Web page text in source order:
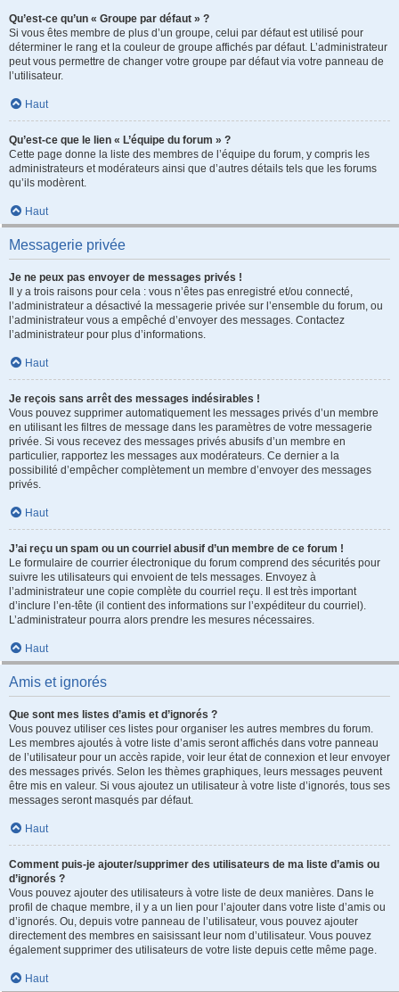
Qu’est-ce qu’un « Groupe par défaut » ?
Si vous êtes membre de plus d’un groupe, celui par défaut est utilisé pour
déterminer le rang et la couleur de groupe affichés par défaut. L’administrateur
peut vous permettre de changer votre groupe par défaut via votre panneau de
l’utilisateur.
Haut
Qu’est-ce que le lien « L’équipe du forum » ?
Cette page donne la liste des membres de l’équipe du forum, y compris les
administrateurs et modérateurs ainsi que d’autres détails tels que les forums
qu’ils modèrent.
Haut
Messagerie privée
Je ne peux pas envoyer de messages privés !
Il y a trois raisons pour cela : vous n’êtes pas enregistré et/ou connecté,
l’administrateur a désactivé la messagerie privée sur l’ensemble du forum, ou
l’administrateur vous a empêché d’envoyer des messages. Contactez
l’administrateur pour plus d’informations.
Haut
Je reçois sans arrêt des messages indésirables !
Vous pouvez supprimer automatiquement les messages privés d’un membre
en utilisant les filtres de message dans les paramètres de votre messagerie
privée. Si vous recevez des messages privés abusifs d’un membre en
particulier, rapportez les messages aux modérateurs. Ce dernier a la
possibilité d’empêcher complètement un membre d’envoyer des messages
privés.
Haut
J’ai reçu un spam ou un courriel abusif d’un membre de ce forum !
Le formulaire de courrier électronique du forum comprend des sécurités pour
suivre les utilisateurs qui envoient de tels messages. Envoyez à
l’administrateur une copie complète du courriel reçu. Il est très important
d’inclure l’en-tête (il contient des informations sur l’expéditeur du courriel).
L’administrateur pourra alors prendre les mesures nécessaires.
Haut
Amis et ignorés
Que sont mes listes d’amis et d’ignorés ?
Vous pouvez utiliser ces listes pour organiser les autres membres du forum.
Les membres ajoutés à votre liste d’amis seront affichés dans votre panneau
de l’utilisateur pour un accès rapide, voir leur état de connexion et leur envoyer
des messages privés. Selon les thèmes graphiques, leurs messages peuvent
être mis en valeur. Si vous ajoutez un utilisateur à votre liste d’ignorés, tous ses
messages seront masqués par défaut.
Haut
Comment puis-je ajouter/supprimer des utilisateurs de ma liste d’amis ou
d’ignorés ?
Vous pouvez ajouter des utilisateurs à votre liste de deux manières. Dans le
profil de chaque membre, il y a un lien pour l’ajouter dans votre liste d’amis ou
d’ignorés. Ou, depuis votre panneau de l’utilisateur, vous pouvez ajouter
directement des membres en saisissant leur nom d’utilisateur. Vous pouvez
également supprimer des utilisateurs de votre liste depuis cette même page.
Haut